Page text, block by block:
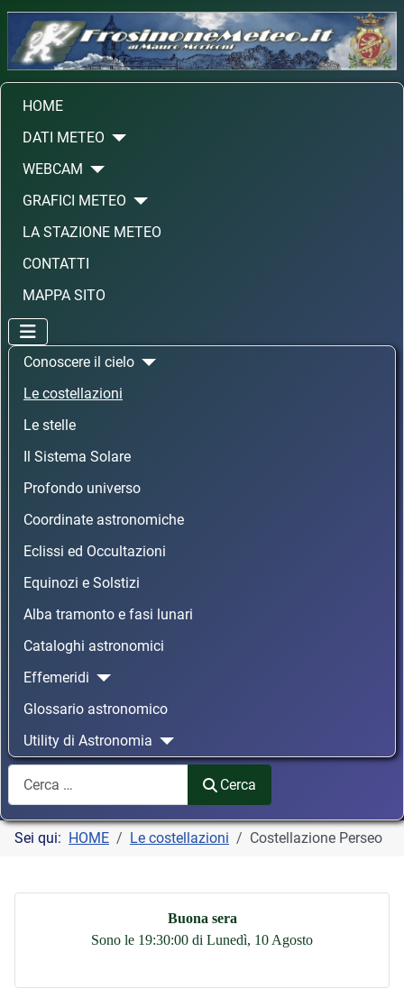
HOME
DATI METEO
WEBCAM
GRAFICI METEO
LA STAZIONE METEO
CONTATTI
MAPPA SITO
Conoscere il cielo
Le costellazioni
Le stelle
Il Sistema Solare
Profondo universo
Coordinate astronomiche
Eclissi ed Occultazioni
Equinozi e Solstizi
Alba tramonto e fasi lunari
Cataloghi astronomici
Effemeridi
Glossario astronomico
Utility di Astronomia
Cerca
Cerca
Sei qui: HOME Le costellazioni Costellazione Perseo
Buona sera
Sono le 19:30:00 di Lunedì, 10 Agosto